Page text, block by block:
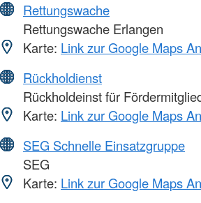
Rettungswache
Rettungswache Erlangen
Karte: Link zur Google Maps
Rückholdienst
Rückholdeinst für
Karte: Link zur Google Maps
SEG Schnelle Einsatzgruppe
SEG
Karte: Link zur Google Maps